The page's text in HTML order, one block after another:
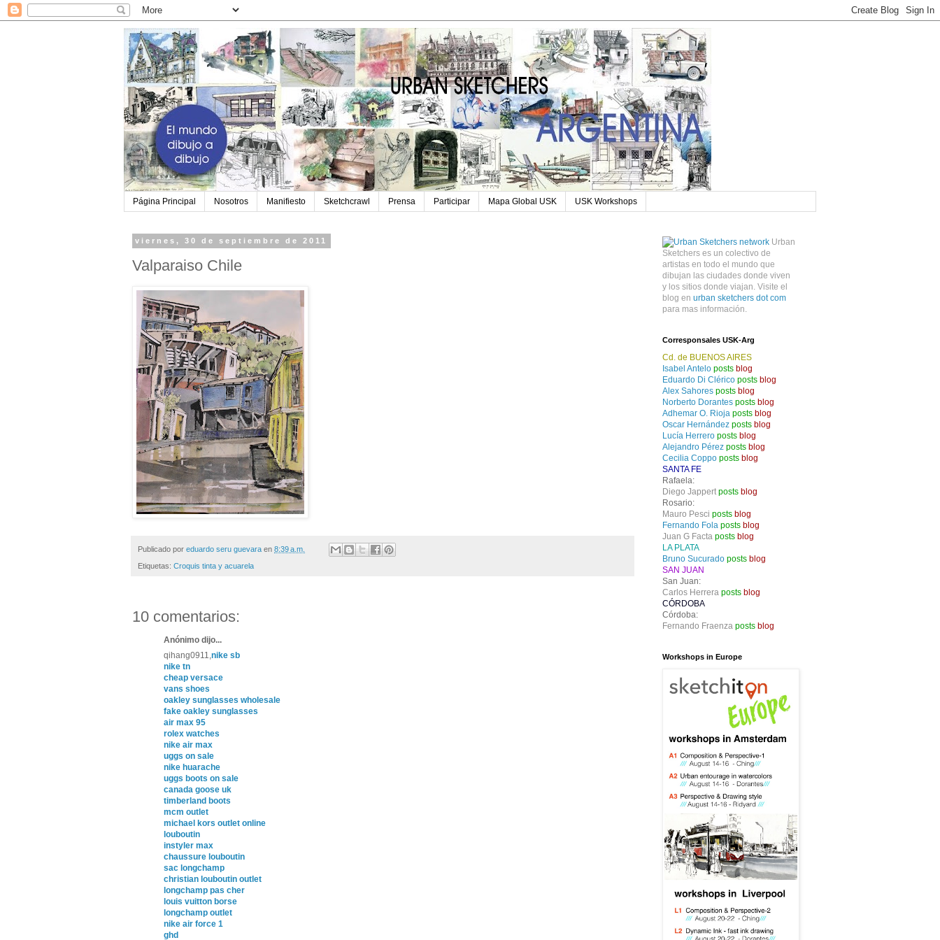
Página Principal Nosotros Manifiesto Sketchcrawl Prensa Participar Mapa Global USK USK Workshops
viernes, 30 de septiembre de 2011
Valparaiso Chile
Publicado por eduardo seru guevara en 8:39 a.m.
Etiquetas: Croquis tinta y acuarela
10 comentarios:
Anónimo dijo...
qihang0911,nike sb
nike tn
cheap versace
vans shoes
oakley sunglasses wholesale
fake oakley sunglasses
air max 95
rolex watches
nike air max
uggs on sale
nike huarache
uggs boots on sale
canada goose uk
timberland boots
mcm outlet
michael kors outlet online
louboutin
instyler max
chaussure louboutin
sac longchamp
christian louboutin outlet
longchamp pas cher
louis vuitton borse
longchamp outlet
nike air force 1
ghd
Urban
Sketchers es un colectivo de
artistas en todo el mundo que
dibujan las ciudades donde viven
y los sitios donde viajan. Visite el
blog en urban sketchers dot com
para mas información.
Corresponsales USK-Arg
Cd. de BUENOS AIRES
Isabel Antelo posts blog
Eduardo Di Clérico posts blog
Alex Sahores posts blog
Norberto Dorantes posts blog
Adhemar O. Rioja posts blog
Oscar Hernández posts blog
Lucía Herrero posts blog
Alejandro Pérez posts blog
Cecilia Coppo posts blog
SANTA FE
Rafaela:
Diego Jappert posts blog
Rosario:
Mauro Pesci posts blog
Fernando Fola posts blog
Juan G Facta posts blog
LA PLATA
Bruno Sucurado posts blog
SAN JUAN
San Juan:
Carlos Herrera posts blog
CÓRDOBA
Córdoba:
Fernando Fraenza posts blog
Workshops in Europe